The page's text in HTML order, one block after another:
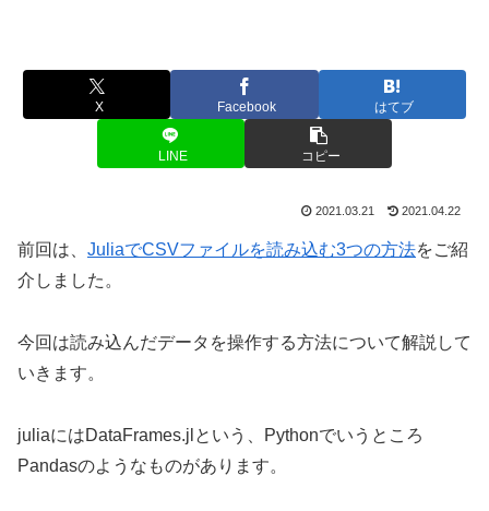
X Facebook はてブ
LINE コピー
2021.03.21 2021.04.22
前回は、 JuliaでCSVファイルを読み込む3つの方法をご紹
介しました。
今回は読み込んだデータを操作する方法について解説して
いきます。
juliaにはDataFrames.jlという、Pythonでいうところ
Pandasのようなものがあります。